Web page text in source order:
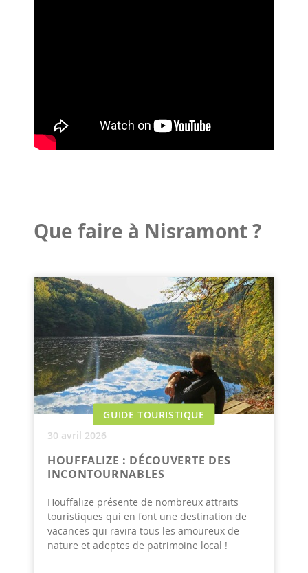
Que faire à Nisramont ?
GUIDE TOURISTIQUE
30 avril 2026
HOUFFALIZE : DÉCOUVERTE DES
INCONTOURNABLES
Houffalize présente de nombreux attraits
touristiques qui en font une destination de
vacances qui ravira tous les amoureux de
nature et adeptes de patrimoine local !